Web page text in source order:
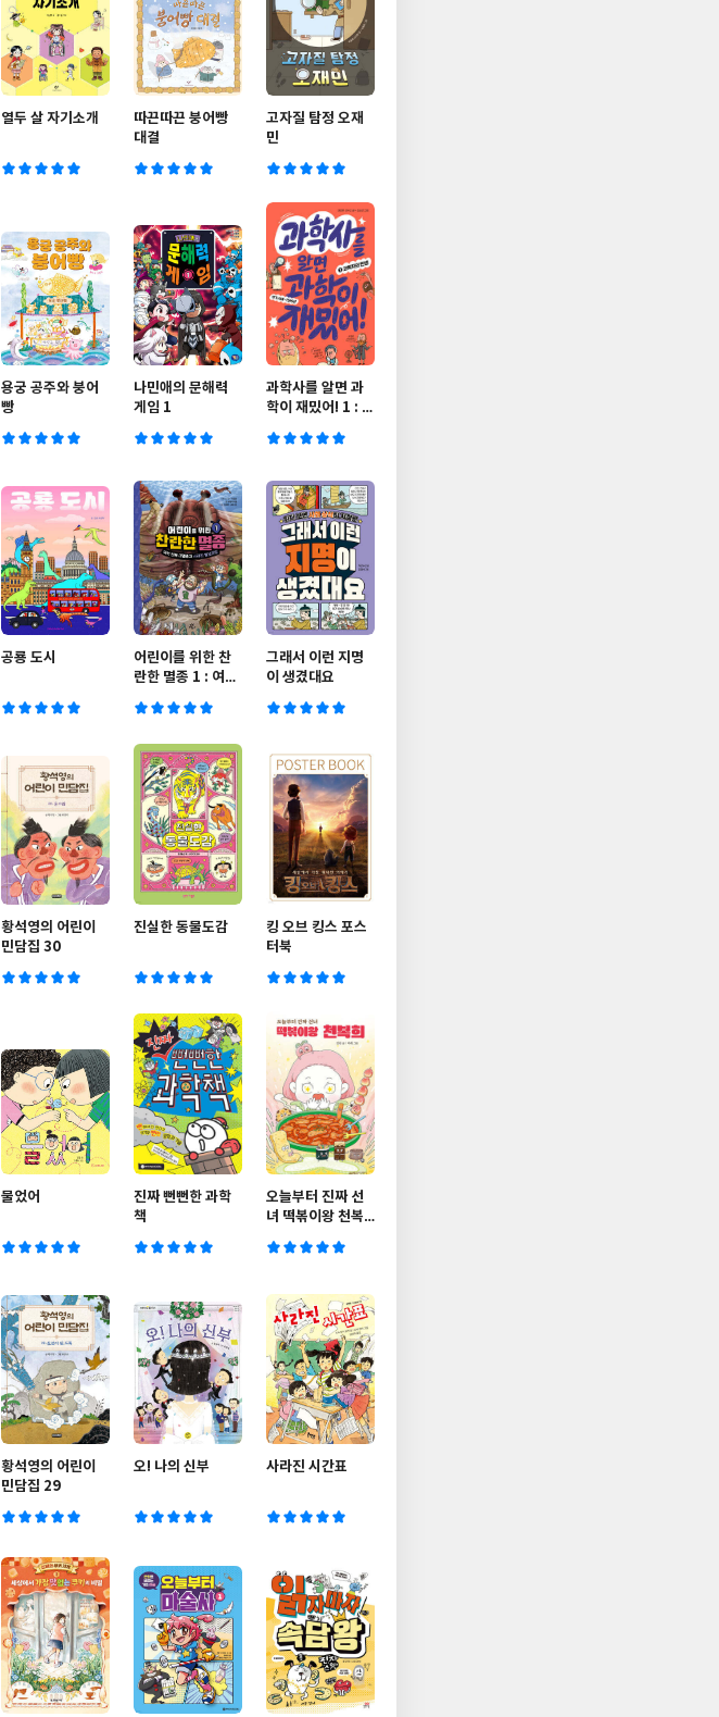
열두 살 자기소개
따끈따끈 붕어빵
대결
고자질 탐정 오재
민
용궁 공주와 붕어
빵
나민애의 문해력
게임 1
과학사를 알면 과
학이 재밌어! 1 : 과
공룡 도시
어린이를 위한 찬
란한 멸종 1 : 여섯
라진 털보관장
그래서 이런 지명
이 생겼대요
황석영의 어린이
민담집 30
진실한 동물도감
킹 오브 킹스 포스
터북
물었어
진짜 뻔뻔한 과학
책
오늘부터 진짜 선
녀 떡볶이왕 천복
황석영의 어린이
민담집 29
오! 나의 신부 사라진 시간표